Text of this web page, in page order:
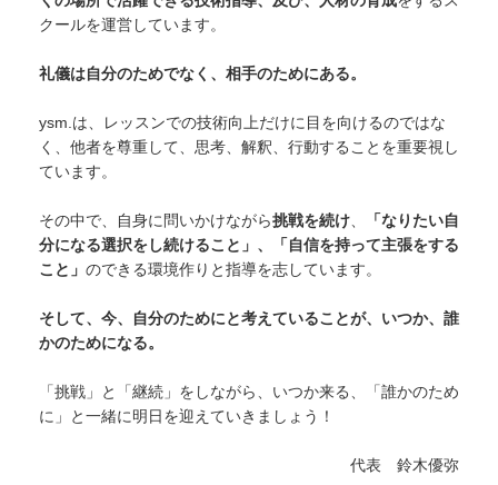
クールを運営しています。
礼儀は自分のためでなく、相手のためにある。
ysm.は、レッスンでの技術向上だけに目を向けるのではな
く、他者を尊重して、思考、解釈、行動することを重要視し
ています。
その中で、自身に問いかけながら挑戦を続け
「なりたい自
分になる選択をし続けること」、「自信を持って主張をする
こと」 のできる環境作りと指導を志しています。
そして、今、自分のためにと考えていることが、いつか、誰
かのためになる。
「挑戦」と「継続」をしながら、いつか来る、「誰かのため
に」と一緒に明日を迎えていきましょう！
代表 鈴木優弥